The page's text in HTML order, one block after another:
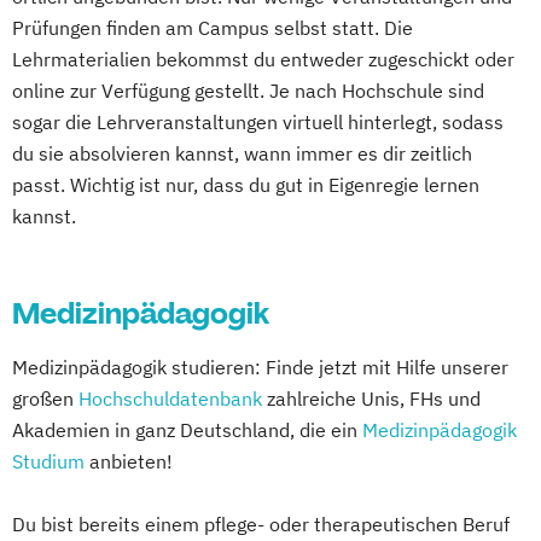
Studienzentrum Judenburg
Prüfungen finden am Campus selbst statt. Die
Lehrmaterialien bekommst du entweder zugeschickt oder
online zur Verfügung gestellt. Je nach Hochschule sind
sogar die Lehrveranstaltungen virtuell hinterlegt, sodass
du sie absolvieren kannst, wann immer es dir zeitlich
passt. Wichtig ist nur, dass du gut in Eigenregie lernen
kannst.
Medizinpädagogik
Medizinpädagogik studieren: Finde jetzt mit Hilfe unserer
großen Hochschuldatenbank zahlreiche Unis, FHs und
Akademien in ganz Deutschland, die ein Medizinpädagogik
Studium anbieten!
Du bist bereits einem pflege- oder therapeutischen Beruf